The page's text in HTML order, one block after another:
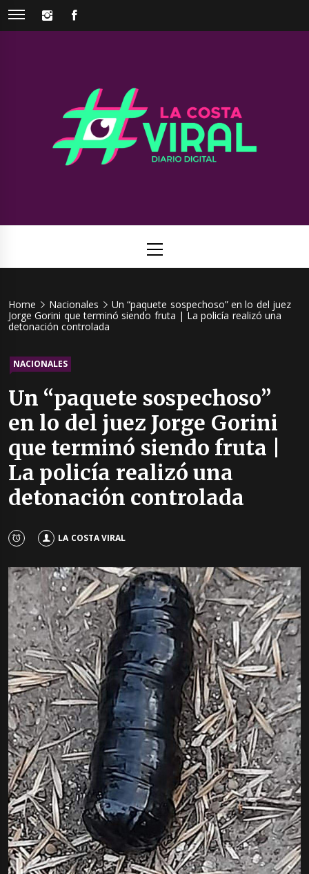
Skip
INSTAGRAM
Viral
Menu
Home Nacionales
Un “paquete sospechoso” en lo del juez
Jorge Gorini que terminó siendo fruta | La policía realizó una
detonación controlada
NACIONALES
Un “paquete sospechoso”
en lo del juez Jorge Gorini
que terminó siendo fruta |
La policía realizó una
detonación controlada
LA COSTA VIRAL